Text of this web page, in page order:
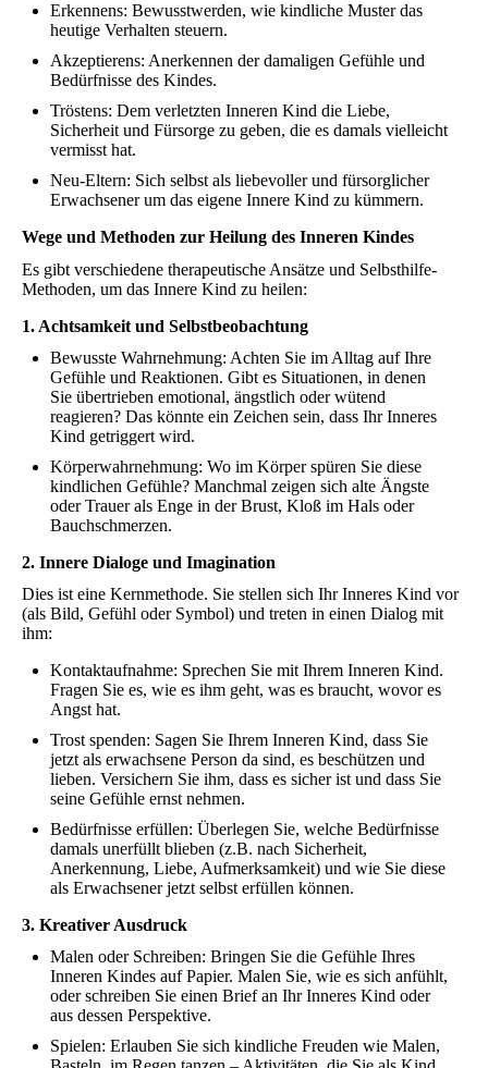
Erkennens: Bewusstwerden, wie kindliche Muster das
heutige Verhalten steuern.
Akzeptierens: Anerkennen der damaligen Gefühle und
Bedürfnisse des Kindes.
Tröstens: Dem verletzten Inneren Kind die Liebe,
Sicherheit und Fürsorge zu geben, die es damals vielleicht
vermisst hat.
Neu-Eltern: Sich selbst als liebevoller und fürsorglicher
Erwachsener um das eigene Innere Kind zu kümmern.
Wege und Methoden zur Heilung des Inneren Kindes
Es gibt verschiedene therapeutische Ansätze und Selbsthilfe-
Methoden, um das Innere Kind zu heilen:
1. Achtsamkeit und Selbstbeobachtung
Bewusste Wahrnehmung: Achten Sie im Alltag auf Ihre
Gefühle und Reaktionen. Gibt es Situationen, in denen
Sie übertrieben emotional, ängstlich oder wütend
reagieren? Das könnte ein Zeichen sein, dass Ihr Inneres
Kind getriggert wird.
Körperwahrnehmung: Wo im Körper spüren Sie diese
kindlichen Gefühle? Manchmal zeigen sich alte Ängste
oder Trauer als Enge in der Brust, Kloß im Hals oder
Bauchschmerzen.
2. Innere Dialoge und Imagination
Dies ist eine Kernmethode. Sie stellen sich Ihr Inneres Kind vor
(als Bild, Gefühl oder Symbol) und treten in einen Dialog mit
ihm:
Kontaktaufnahme: Sprechen Sie mit Ihrem Inneren Kind.
Fragen Sie es, wie es ihm geht, was es braucht, wovor es
Angst hat.
Trost spenden: Sagen Sie Ihrem Inneren Kind, dass Sie
jetzt als erwachsene Person da sind, es beschützen und
lieben. Versichern Sie ihm, dass es sicher ist und dass Sie
seine Gefühle ernst nehmen.
Bedürfnisse erfüllen: Überlegen Sie, welche Bedürfnisse
damals unerfüllt blieben (z.B. nach Sicherheit,
Anerkennung, Liebe, Aufmerksamkeit) und wie Sie diese
als Erwachsener jetzt selbst erfüllen können.
3. Kreativer Ausdruck
Malen oder Schreiben: Bringen Sie die Gefühle Ihres
Inneren Kindes auf Papier. Malen Sie, wie es sich anfühlt,
oder schreiben Sie einen Brief an Ihr Inneres Kind oder
aus dessen Perspektive.
Spielen: Erlauben Sie sich kindliche Freuden wie Malen,